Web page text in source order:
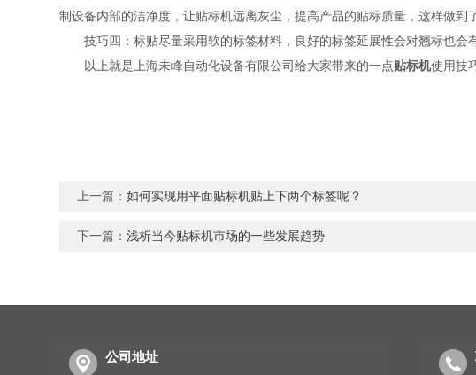
制设备内部的洁净度，让贴标机远离灰尘，提高产品的贴标质量，这样做到
技巧四：标贴尽量采用软的标签材料，良好的标签延展性会对翘标也会有
以上就是上海未峰自动化设备有限公司给大家带来的一点贴标机使用技
上一篇：如何实现用平面贴标机贴上下两个标签呢？
下一篇：浅析当今贴标机市场的一些发展趋势
公司地址